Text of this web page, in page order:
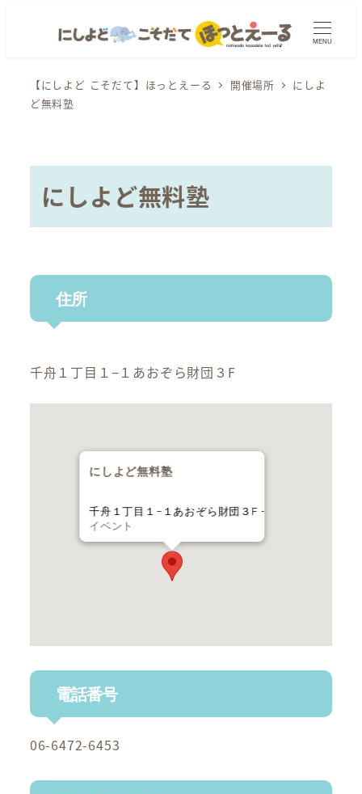
MENU
【にしよど こそだて】ほっとえーる 開催場所
にしよ
ど無料塾
にしよど無料塾
住所
千舟１丁目１−１あおぞら財団３F
にしよど無料塾
千舟１丁目１−１あおぞら財団３F -
イベント
電話番号
06-6472-6453